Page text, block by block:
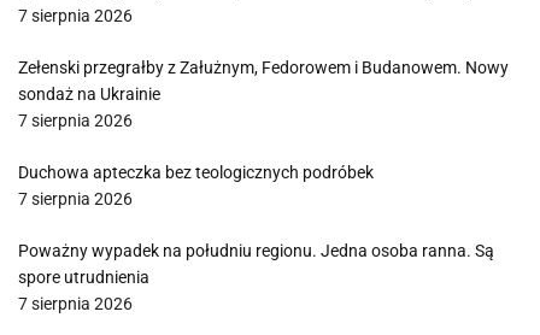
7 sierpnia 2026
Zełenski przegrałby z Załużnym, Fedorowem i Budanowem. Nowy
sondaż na Ukrainie
7 sierpnia 2026
Duchowa apteczka bez teologicznych podróbek
7 sierpnia 2026
Poważny wypadek na południu regionu. Jedna osoba ranna. Są
spore utrudnienia
7 sierpnia 2026